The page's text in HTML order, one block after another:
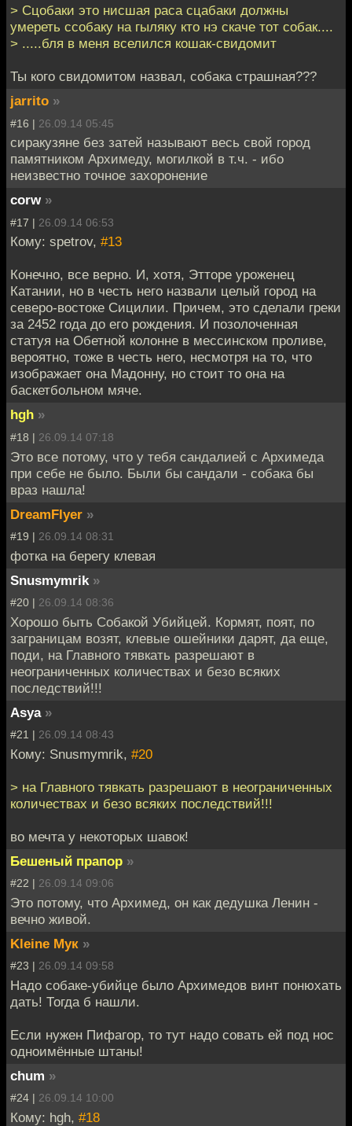
> Сцобаки это нисшая раса сцабаки должны
умереть ссобаку на гыляку кто нэ скаче тот собак....
> .....бля в меня вселился кошак-свидомит
Ты кого свидомитом назвал, собака страшная???
jarrito »
#16 | 26.09.14 05:45
сиракузяне без затей называют весь свой город
памятником Архимеду, могилкой в т.ч. - ибо
неизвестно точное захоронение
corw »
#17 | 26.09.14 06:53
Кому: spetrov, #13
Конечно, все верно. И, хотя, Этторе уроженец
Катании, но в честь него назвали целый город на
северо-востоке Сицилии. Причем, это сделали греки
за 2452 года до его рождения. И позолоченная
статуя на Обетной колонне в мессинском проливе,
вероятно, тоже в честь него, несмотря на то, что
изображает она Мадонну, но стоит то она на
баскетбольном мяче.
hgh »
#18 | 26.09.14 07:18
Это все потому, что у тебя сандалией с Архимеда
при себе не было. Были бы сандали - собака бы
враз нашла!
DreamFlyer »
#19 | 26.09.14 08:31
фотка на берегу клевая
Snusmymrik »
#20 | 26.09.14 08:36
Хорошо быть Собакой Убийцей. Кормят, поят, по
заграницам возят, клевые ошейники дарят, да еще,
поди, на Главного тявкать разрешают в
неограниченных количествах и безо всяких
последствий!!!
Asya »
#21 | 26.09.14 08:43
Кому: Snusmymrik, #20
> на Главного тявкать разрешают в неограниченных
количествах и безо всяких последствий!!!
во мечта у некоторых шавок!
Бешеный прапор »
#22 | 26.09.14 09:06
Это потому, что Архимед, он как дедушка Ленин -
вечно живой.
Kleine Мук »
#23 | 26.09.14 09:58
Надо собаке-убийце было Архимедов винт понюхать
дать! Тогда б нашли.
Если нужен Пифагор, то тут надо совать ей под нос
одноимённые штаны!
chum »
#24 | 26.09.14 10:00
Кому: hgh, #18